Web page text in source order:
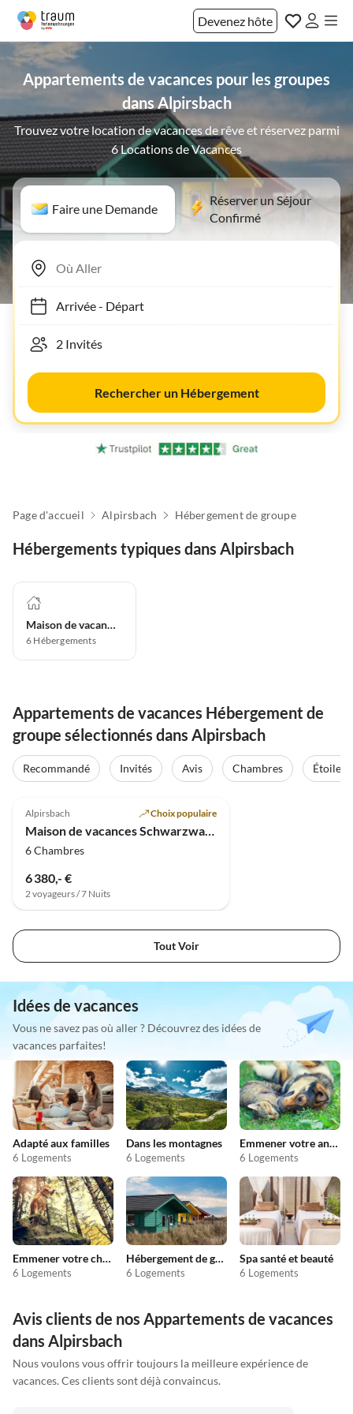
Devenez hôte
Appartements de vacances pour les groupes
dans Alpirsbach
Trouvez votre location de vacances de rêve et réservez parmi
6 Locations de Vacances
Faire une Demande
Réserver un Séjour
Confirmé
Arrivée- Départ
Rechercher un Hébergement
Page d'accueil Alpirsbach Hébergement de groupe
Hébergements typiques dans Alpirsbach
Maison de vacances
6 Hébergements
Appartements de vacances Hébergement de
groupe sélectionnés dans Alpirsbach
Recommandé Invités Avis Chambres
Étoiles
Alpirsbach Choix populaire
6 Chambres
6 380,- €
2 voyageurs / 7 Nuits
Tout Voir
Idées de vacances
Vous ne savez pas où aller ? Découvrez des idées de
vacances parfaites!
Adapté aux familles
6 Logements
Dans les montagnes
6 Logements
Emmener votre animal en vacances
6 Logements
Emmener votre chien en vacances
6 Logements
Hébergement de groupe
6 Logements
Spa santé et beauté
6 Logements
Avis clients de nos Appartements de vacances
dans Alpirsbach
Nous voulons vous offrir toujours la meilleure expérience de
vacances. Ces clients sont déjà convaincus.